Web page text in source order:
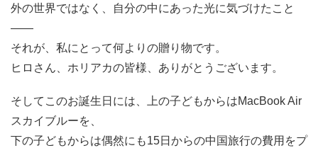
外の世界ではなく、自分の中にあった光に気づけたこと
――
それが、私にとって何よりの贈り物です。
ヒロさん、ホリアカの皆様、ありがとうございます。
そしてこのお誕生日には、上の子どもからはMacBook Air
スカイブルーを、
下の子どもからは偶然にも15日からの中国旅行の費用をプ